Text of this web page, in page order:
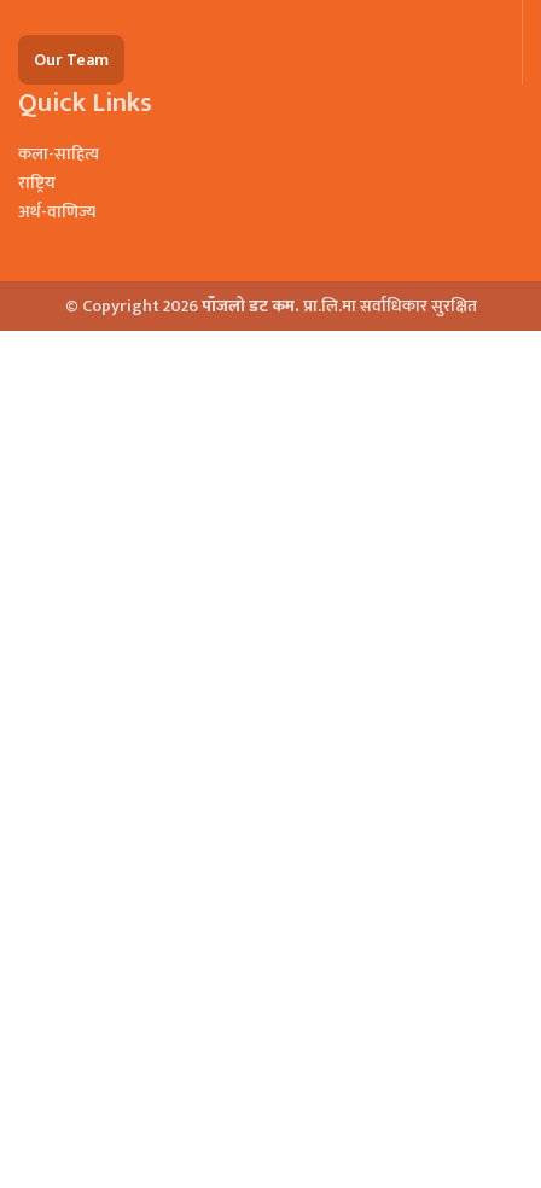
Our Team
Quick Links
कला-साहित्य
राष्ट्रिय
अर्थ-वाणिज्य
© Copyright 2026पाँजलो डट कम.प्रा.लि.मा सर्वाधिकार सुरक्षित